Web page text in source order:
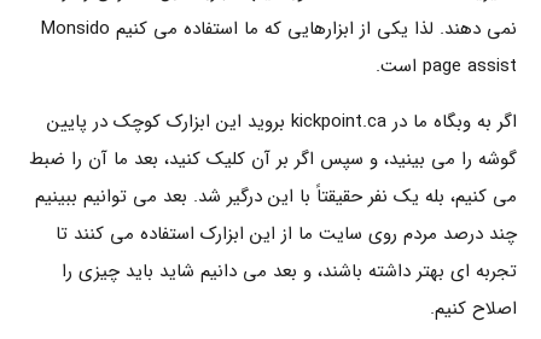
نمی دهند. لذا یکی از ابزارهایی که ما استفاده می کنیم Monsido
page assist است.
اگر به وبگاه ما در kickpoint.ca بروید این ابزارک کوچک در پایین
گوشه را می بینید، و سپس اگر بر آن کلیک کنید، بعد ما آن را ضبط
می کنیم، بله یک نفر حقیقتاً با این درگیر شد. بعد می توانیم ببینیم
چند درصد مردم روی سایت ما از این ابزارک استفاده می کنند تا
تجربه ای بهتر داشته باشند، و بعد می دانیم شاید باید چیزی را
اصلاح کنیم.